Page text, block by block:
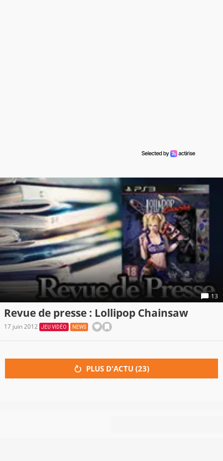
13
Revue de presse : Lollipop Chainsaw
17 juin 2012 JEU VIDÉO NEWS
PLUS D'ACTU (23)